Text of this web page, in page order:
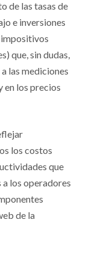
de las tasas de
e inversiones
impositivos
que, sin dudas,
las mediciones
en los precios
los costos
que
a los operadores
de la